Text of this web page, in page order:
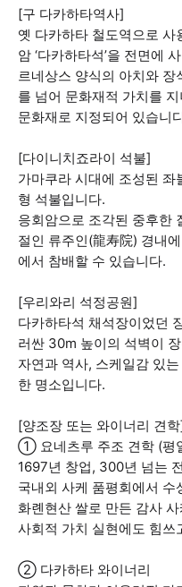
[구 다카하타역사]
옛 다카하타 철도역으로 사
암 ‘다카하타석’을 전면에
르네상스 양식의 아치와
를 넘어 문화재적 가치를
문화재로 지정되어 있습니
[다이니치죠라이 석불]
가마쿠라 시대에 조성된
형 석불입니다.
응회암으로 조각된 중후한
절인 류주인(龍寿院) 경내
에서 참배할 수 있습니다.
[우리와리 석정공원]
다카하타석 채석장이었던
러싼 30m 높이의 석벽이
자연과 역사, 스케일감 있
한 명소입니다.
[양조장 또는 와이너리 견
① 요네츠루 주조 견학 (평
1697년 창업, 300년 넘는
국내외 사케 품평회에서
화롄현산 쌀로 만든 감사 사
사회적 가치 실현에도 힘쓰
② 다카하타 와이너리